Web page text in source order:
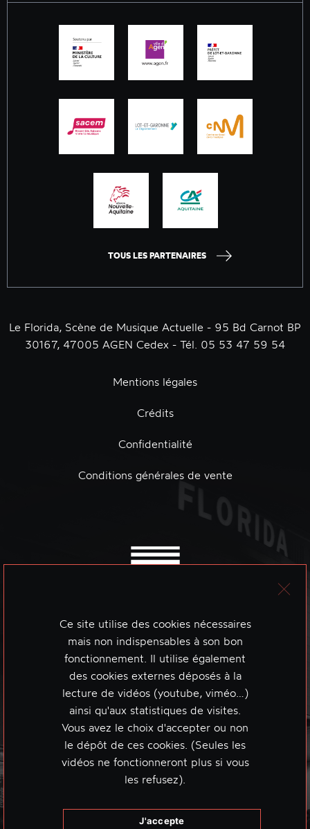
TOUS LES PARTENAIRES
Le Florida, Scène de Musique Actuelle - 95 Bd Carnot BP
30167, 47005 AGEN Cedex - Tél. 05 53 47 59 54
Mentions légales
Crédits
Confidentialité
Conditions générales de vente
Ce site utilise des cookies nécessaires
mais non indispensables à son bon
fonctionnement. Il utilise également
des cookies externes déposés à la
lecture de vidéos (youtube, viméo…)
ainsi qu'aux statistiques de visites.
Vous avez le choix d'accepter ou non
le dépôt de ces cookies. (Seules les
vidéos ne fonctionneront plus si vous
les refusez).
J'accepte